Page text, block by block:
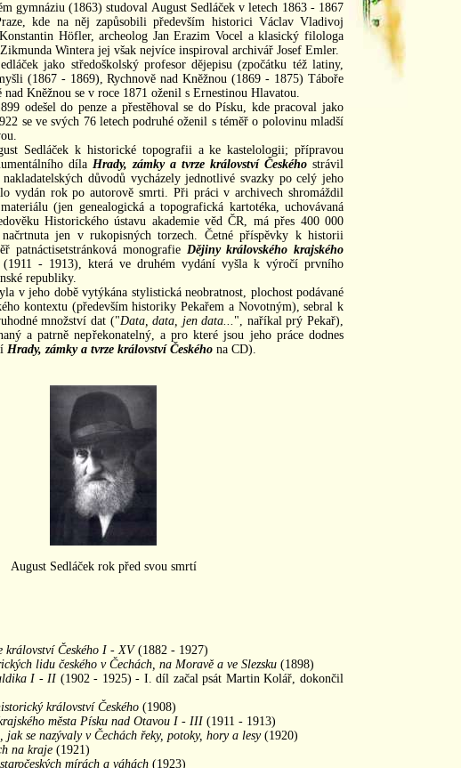
gymnáziu (1863) studoval August Sedláček v letech 1863 - 1867
kde na něj zapůsobili především historici Václav Vladivoj
Höfler, archeolog Jan Erazim Vocel a klasický filologa
Wintera jej však nejvíce inspiroval archivář Josef Emler.
jako středoškolský profesor dějepisu (zpočátku též latiny,
(1867 - 1869), Rychnově nad Kněžnou (1869 - 1875) Táboře
Kněžnou se v roce 1871 oženil s Ernestinou Hlavatou.
odešel do penze a přestěhoval se do Písku, kde pracoval jako
se ve svých 76 letech podruhé oženil s téměř o polovinu mladší
Sedláček k historické topografii a ke kastelologii; přípravou
díla Hrady, zámky a tvrze království Českého strávil
důvodů vycházely jednotlivé svazky po celý jeho
vydán rok po autorově smrti. Při práci v archivech shromáždil
(jen genealogická a topografická kartotéka, uchovávaná
Historického ústavu akademie věd ČR, má přes 400 000
jen v rukopisných torzech. Četné příspěvky k historii
patnáctisetstránková monografie Dějiny královského krajského
(1911 - 1913), která ve druhém vydání vyšla k výročí prvního
republiky.
v jeho době vytýkána stylistická neobratnost, plochost podávané
kontextu (především historiky Pekařem a Novotným), sebral k
množství dat ("Data, data, jen data... ", naříkal prý Pekař),
a patrně nepřekonatelný, a pro které jsou jeho práce dodnes
Hrady, zámky a tvrze království Českého na CD).
August Sedláček rok před svou smrtí
království Českého I - XV(1882 - 1927)
lidu českého v Čechách, na Moravě a ve Slezsku (1898)
I - II (1902 - 1925) - I. díl začal psát Martin Kolář, dokončil
království Českého (1908)
města Písku nad Otavou I - III (1911 - 1913)
jak se nazývaly v Čechách řeky, potoky, hory a lesy(1920)
na kraje (1921)
mírách a váhách (1923)